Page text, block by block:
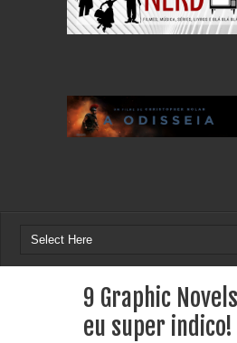
9 Graphic
eu super indico!